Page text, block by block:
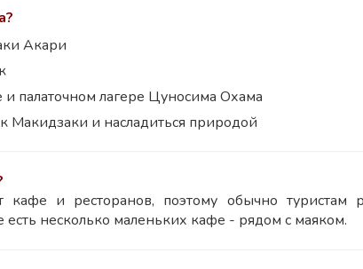
Акари
палаточном лагере Цуносима Охама
Макидзаки и насладиться природой
и ресторанов, поэтому обычно туристам
есть несколько маленьких кафе - рядом с маяком.